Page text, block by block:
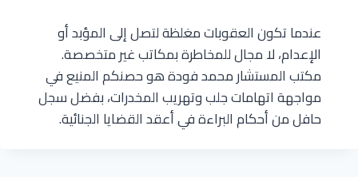
عندما تكون العقوبات مغلظة لتصل إلى المؤبد أو
الإعدام، لا مجال للمخاطرة بمكاتب غير متخصصة.
مكتب المستشار محمد فودة هو حصنكم المنيع في
مواجهة اتهامات جلب وتهريب المخدرات، بفضل سجل
حافل من أحكام البراءة في أعقد القضايا الجنائية.